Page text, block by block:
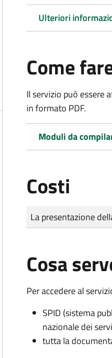
Ulteriori
Come
Il servizio può essere
in formato PDF.
Moduli da
Costi
Tipo di pagamento
Importo
La presentazione
Cosa
Per accedere al
SPID (sistema
nazionale dei
tutta la